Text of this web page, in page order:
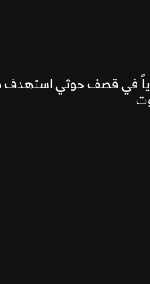
45 جندياً في قصف حوثي